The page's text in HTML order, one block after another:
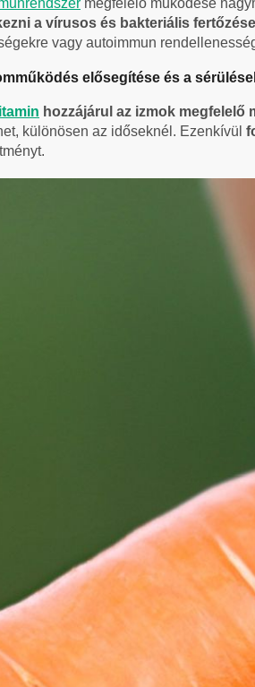
megfelelő működése
a vírusos és bakteriális
vagy autoimmun
elősegítése és a
hozzájárul az izmok megfelelő
különösen az időseknél. Ezenkívül